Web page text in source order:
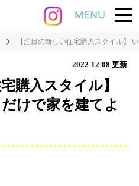
【注目の新しい住宅購入スタイル】
2022-12-08 更新
購入スタイル】
けで家を建てよ